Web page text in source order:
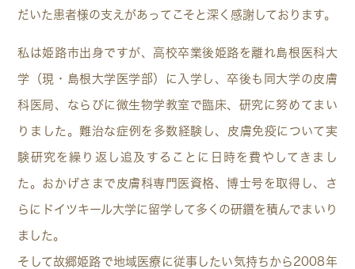
だいた患者様の支えがあってこそと深く感謝しております。
私は姫路市出身ですが、高校卒業後姫路を離れ島根医科大
学（現・島根大学医学部）に入学し、卒後も同大学の皮膚
科医局、ならびに微生物学教室で臨床、研究に努めてまい
りました。難治な症例を多数経験し、皮膚免疫について実
験研究を繰り返し追及することに日時を費やしてきまし
た。おかげさまで皮膚科専門医資格、博士号を取得し、さ
らにドイツキール大学に留学して多くの研鑽を積んでまいり
ました。
そして故郷姫路で地域医療に従事したい気持ちから2008年